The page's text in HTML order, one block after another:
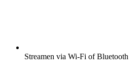
Streamen via Wi-Fi of Bluetooth